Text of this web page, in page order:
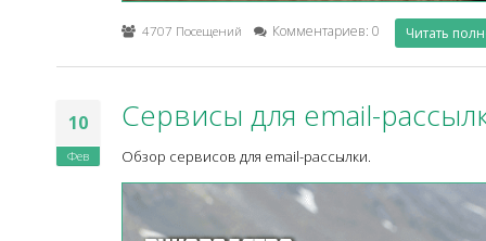
4707 Посещений Комментариев: 0 Читать
10
Фев
Сервисы для email-
Обзор сервисов для email-рассылки.